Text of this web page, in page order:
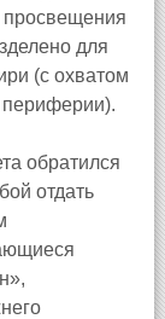
просвещения
для
(с охватом
периферии).
обратился
отдать